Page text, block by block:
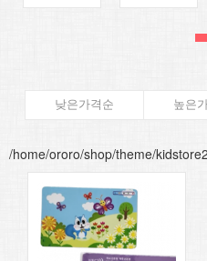
낮은가격순 높은
/home/ororo/shop/theme/